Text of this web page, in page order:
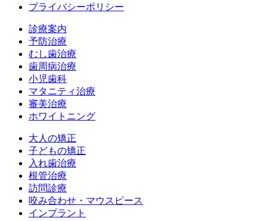
プライバシーポリシー
診療案内
予防治療
むし歯治療
歯周病治療
小児歯科
マタニティ治療
審美治療
ホワイトニング
大人の矯正
子どもの矯正
入れ歯治療
根管治療
訪問診療
咬み合わせ・マウスピース
インプラント